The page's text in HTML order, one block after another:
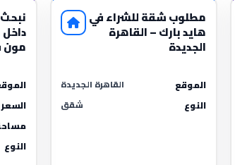
مطلوب شقة للشراء في
هايد بارك – القاهرة
الجديدة
الموقع
القاهرة الجديدة
النوع
شقق
داخل
مون
السعر
النوع